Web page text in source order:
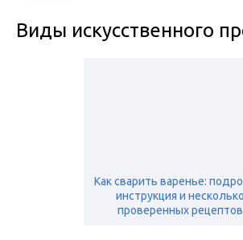
Виды искусственного
Как сварить варенье:
инструкция и несколько
проверенных рецептов